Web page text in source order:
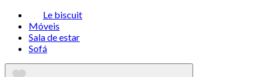
Le biscuit
Móveis
Sala de estar
Sofá